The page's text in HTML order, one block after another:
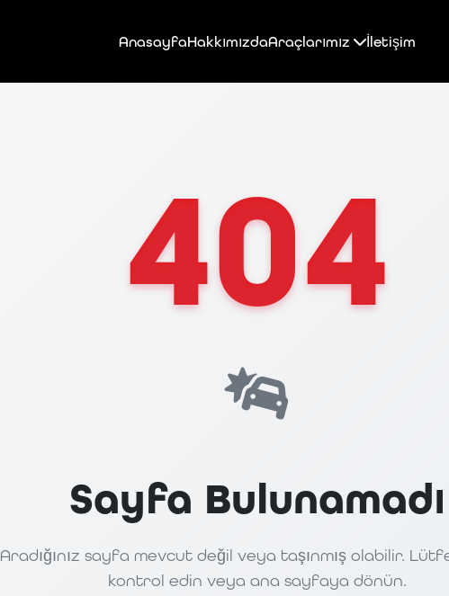
AnasayfaHakkımızdaAraçlarımız İletişim
404
Sayfa Bulunamadı
Aradığınız sayfa mevcut değil veya taşınmış olabilir.
kontrol edin veya ana sayfaya dönün.